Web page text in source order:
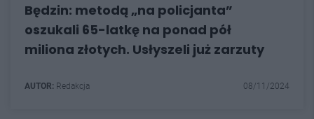
Będzin: metodą „na policjanta”
oszukali 65-latkę na ponad pół
miliona złotych. Usłyszeli już zarzuty
AUTOR: Redakcja 08/11/2024